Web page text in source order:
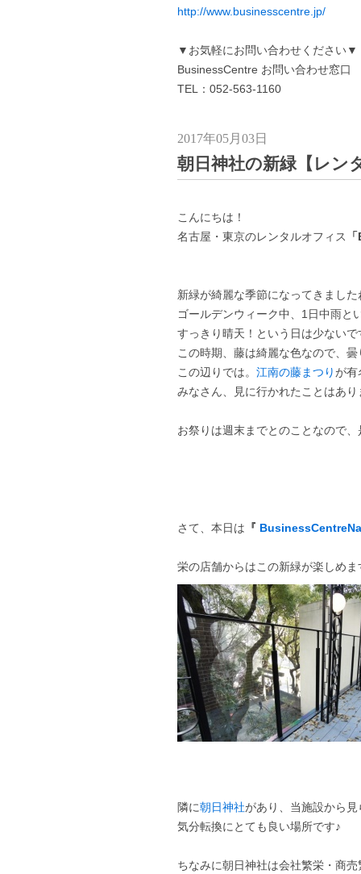
http://www.businesscentre.jp/
▼お気軽にお問い合わせください▼
BusinessCentre お問い合わせ窓口
TEL：052-563-1160
2017年05月03日
朝日神社の新緑【レン
こんにちは！
名古屋・東京のレンタルオフィス
新緑が綺麗な季節になってきました
ゴールデンウィーク中、1日中雨と
すっきり晴天！という日は少ないで
この時期、藤は綺麗な色なので、
この辺りでは。 江南の藤まつりが有
みなさん、見に行かれたことはあり
お祭りは週末までとのことなので
さて、本日は 『
栄の店舗からはこの新緑が楽しめま
隣に朝日神社があり、当施設から
気分転換にとても良い場所です♪
ちなみに朝日神社は会社繁栄・商